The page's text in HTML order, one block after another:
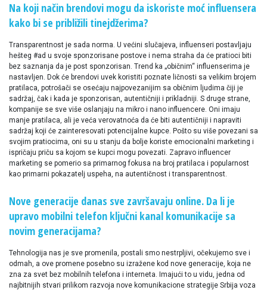
Na koji način brendovi mogu da iskoriste moć influensera
kako bi se približili tinejdžerima?
Transparentnost je sada norma. U većini slučajeva, influenseri postavljaju
hešteg #ad u svoje sponzorisane postove i nema straha da će pratioci biti
bez saznanja da je post sponzorisan. Trend ka „običnim“ influenserima je
nastavljen. Dok će brendovi uvek koristiti poznate ličnosti sa velikim brojem
pratilaca, potrošači se osećaju najpovezanijim sa običnim ljudima čiji je
sadržaj, čak i kada je sponzorisan, autentičniji i prikladniji. S druge strane,
kompanije se sve više oslanjaju na mikro i nano influencere. Oni imaju
manje pratilaca, ali je veća verovatnoća da će biti autentičniji i napraviti
sadržaj koji će zainteresovati potencijalne kupce. Pošto su više povezani sa
svojim pratiocima, oni su u stanju da bolje koriste emocionalni marketing i
ispričaju priču sa kojom se kupci mogu povezati. Zapravo influencer
marketing se pomerio sa primarnog fokusa na broj pratilaca i popularnost
kao primarni pokazatelj uspeha, na autentičnost i transparentnost.
Nove generacije danas sve završavaju online. Da li je
upravo mobilni telefon ključni kanal komunikacije sa
novim generacijama?
Tehnologija nas je sve promenila, postali smo nestrpljivi, očekujemo sve i
odmah, a ove promene posebno su izražene kod nove generacije, koja ne
zna za svet bez mobilnih telefona i interneta. Imajući to u vidu, jedna od
najbitnijih stvari prilikom razvoja nove komunikacione strategije Srbija voza